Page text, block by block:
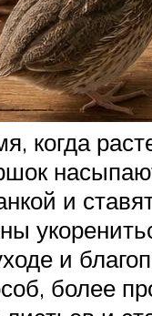
когда
и
и
более